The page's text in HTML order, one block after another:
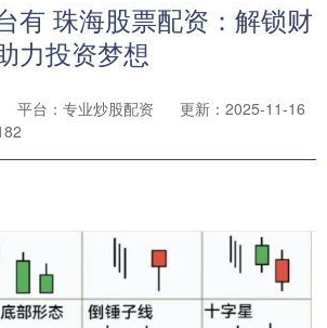
有 珠海股票配资：解锁财
力投资梦想
平台：专业炒股配资
更新：2025-11-16